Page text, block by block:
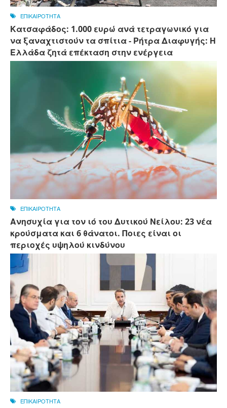
ΕΠΙΚΑΙΡΟΤΗΤΑ
Κατσαφάδος: 1.000 ευρώ ανά τετραγωνικό για
να ξαναχτιστούν τα σπίτια - Ρήτρα Διαφυγής: Η
Ελλάδα ζητά επέκταση στην ενέργεια
ΕΠΙΚΑΙΡΟΤΗΤΑ
Ανησυχία για τον ιό του Δυτικού Νείλου: 23 νέα
κρούσματα και 6 θάνατοι. Ποιες είναι οι
περιοχές υψηλού κινδύνου
ΕΠΙΚΑΙΡΟΤΗΤΑ